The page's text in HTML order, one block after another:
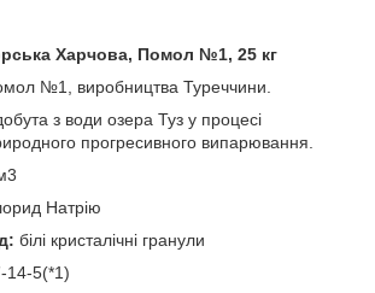
Харчова, Помол №1, 25 кг
№1, виробництва Туреччини.
з води озера Туз у процесі
прогресивного випарювання.
Натрію
білі кристалічні гранули
14-5(*1)